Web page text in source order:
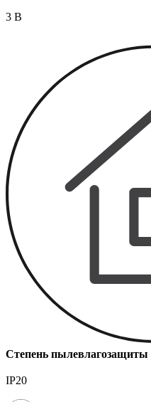
3 В
Степень пылевлагозащиты
IP20